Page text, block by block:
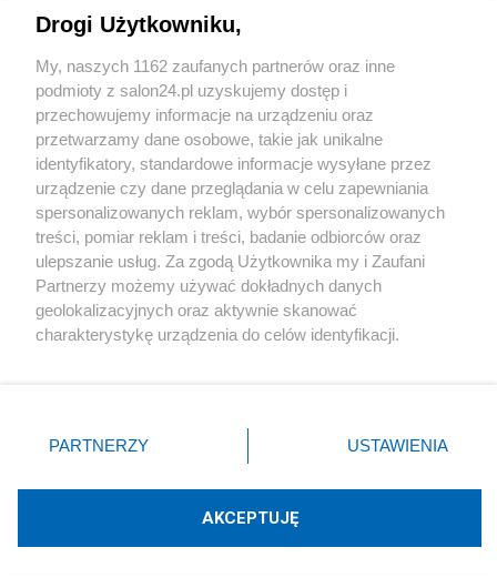
Sport
Społeczeństwo
Kultura
X Facebook Instagram Youtube
Technologię dostarcza:W3media.pl
Drogi Użytkowniku,
My, naszych 1162 zaufanych partnerów oraz inne
podmioty z salon24.pl uzyskujemy dostęp i
przechowujemy informacje na urządzeniu oraz
przetwarzamy dane osobowe, takie jak unikalne
identyfikatory, standardowe informacje wysyłane przez
urządzenie czy dane przeglądania w celu zapewniania
spersonalizowanych reklam, wybór spersonalizowanych
treści, pomiar reklam i treści, badanie odbiorców oraz
ulepszanie usług. Za zgodą Użytkownika my i Zaufani
Partnerzy możemy używać dokładnych danych
geolokalizacyjnych oraz aktywnie skanować
charakterystykę urządzenia do celów identyfikacji.
zmienić/wycofać klikając przycisk ustawień prywatności
znajdujący się w lewym dolnym rogu strony
rodzaje przetwarzania danych nie wymagają zgody
użytkownika, ale masz prawo sprzeciwić się takiemu
PARTNERZY USTAWIENIA
AKCEPTUJĘ